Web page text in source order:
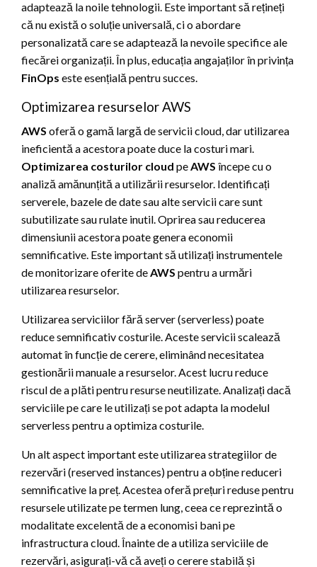
adaptează la noile tehnologii. Este important să rețineți
că nu există o soluție universală, ci o abordare
personalizată care se adaptează la nevoile specifice ale
fiecărei organizații. În plus, educația angajaților în privința
FinOps este esențială pentru succes.
Optimizarea resurselor AWS
AWS oferă o gamă largă de servicii cloud, dar utilizarea
ineficientă a acestora poate duce la costuri mari.
Optimizarea costurilor cloud peAWS începe cu o
analiză amănunțită a utilizării resurselor. Identificați
serverele, bazele de date sau alte servicii care sunt
subutilizate sau rulate inutil. Oprirea sau reducerea
dimensiunii acestora poate genera economii
semnificative. Este important să utilizați instrumentele
de monitorizare oferite deAWS pentru a urmări
utilizarea resurselor.
Utilizarea serviciilor fără server (serverless) poate
reduce semnificativ costurile. Aceste servicii scalează
automat în funcție de cerere, eliminând necesitatea
gestionării manuale a resurselor. Acest lucru reduce
riscul de a plăti pentru resurse neutilizate. Analizați dacă
serviciile pe care le utilizați se pot adapta la modelul
serverless pentru a optimiza costurile.
Un alt aspect important este utilizarea strategiilor de
rezervări (reserved instances) pentru a obține reduceri
semnificative la preț. Acestea oferă prețuri reduse pentru
resursele utilizate pe termen lung, ceea ce reprezintă o
modalitate excelentă de a economisi bani pe
infrastructura cloud. Înainte de a utiliza serviciile de
rezervări, asigurați-vă că aveți o cerere stabilă și